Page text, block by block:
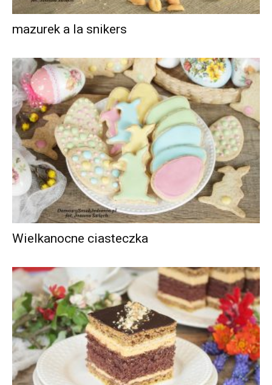
mazurek a la snikers
Wielkanocne ciasteczka